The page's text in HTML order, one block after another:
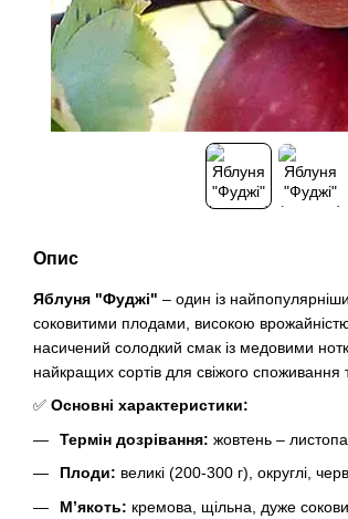
Опис
Яблуня "Фуджі" – один із
соковитими плодами, високою
насичений солодкий смак із медовими
найкращих сортів для свіжого споживання
✅ Основні характеристики:
Термін дозрівання: жовтень –
Плоди: великі (200-300 г), округлі,
М’якоть: кремова, щільна, дуже